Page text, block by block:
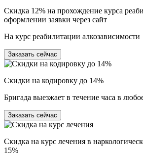
Скидка 12% на прохождение курса
оформлении заявки через сайт
На курс реабилитации алкозависимости
Заказать сейчас
Скидки на кодировку до 14%
Бригада выезжает в течение часа в
Заказать сейчас
Скидка на курс лечения в
15%